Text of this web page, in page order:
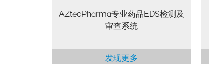
AZtecPharma专业药品EDS检测及
审查系统
发现更多